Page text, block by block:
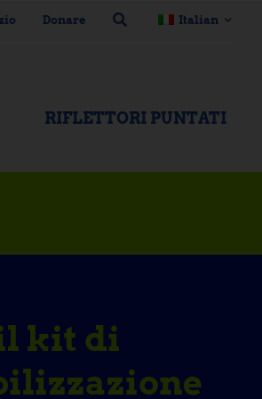
Donare Italian
RIFLETTORI PUNTATI
kit di